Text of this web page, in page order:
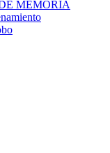
MEMORIA